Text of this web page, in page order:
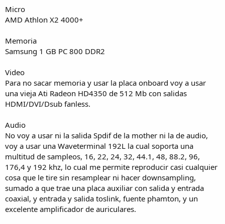
Micro
AMD Athlon X2 4000+
Memoria
Samsung 1 GB PC 800 DDR2
Video
Para no sacar memoria y usar la placa onboard voy a usar
una vieja Ati Radeon HD4350 de 512 Mb con salidas
HDMI/DVI/Dsub fanless.
Audio
No voy a usar ni la salida Spdif de la mother ni la de audio,
voy a usar una Waveterminal 192L la cual soporta una
multitud de sampleos, 16, 22, 24, 32, 44.1, 48, 88.2, 96,
176,4 y 192 khz, lo cual me permite reproducir casi cualquier
cosa que le tire sin resamplear ni hacer downsampling,
sumado a que trae una placa auxiliar con salida y entrada
coaxial, y entrada y salida toslink, fuente phamton, y un
excelente amplificador de auriculares.